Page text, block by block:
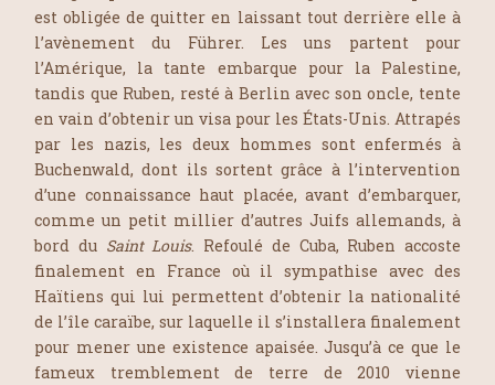
est obligée de quitter en laissant tout derrière elle à
l’avènement du Führer. Les uns partent pour
l’Amérique, la tante embarque pour la Palestine,
tandis que Ruben, resté à Berlin avec son oncle, tente
en vain d’obtenir un visa pour les États-Unis. Attrapés
par les nazis, les deux hommes sont enfermés à
Buchenwald, dont ils sortent grâce à l’intervention
d’une connaissance haut placée, avant d’embarquer,
comme un petit millier d’autres Juifs allemands, à
bord du Saint Louis. Refoulé de Cuba, Ruben accoste
finalement en France où il sympathise avec des
Haïtiens qui lui permettent d’obtenir la nationalité
de l’île caraïbe, sur laquelle il s’installera finalement
pour mener une existence apaisée. Jusqu’à ce que le
fameux tremblement de terre de 2010 vienne